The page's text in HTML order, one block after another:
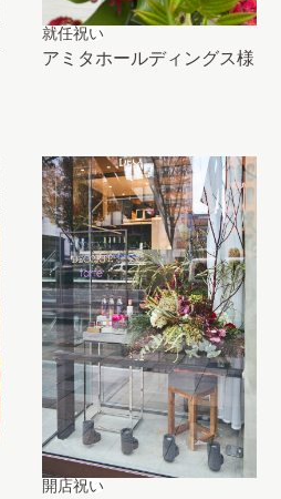
就任祝い
アミタホールディングス様
開店祝い